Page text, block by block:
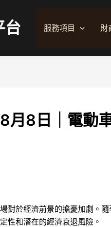
台 服務項目 財
月8日｜電動
對於經濟前景的擔憂加劇。
性和潛在的經濟衰退風險。